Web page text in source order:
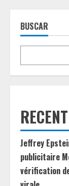
BUSCAR
Jeffrey
publicitaire
vérification